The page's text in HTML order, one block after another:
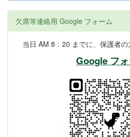
欠席等連絡用 Google フォーム
当日 AM 8：20 までに、保護者の
Google フ